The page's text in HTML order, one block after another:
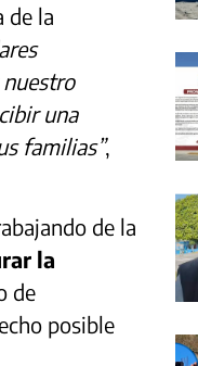
de la
una
familias”,
de la
la
de
posible